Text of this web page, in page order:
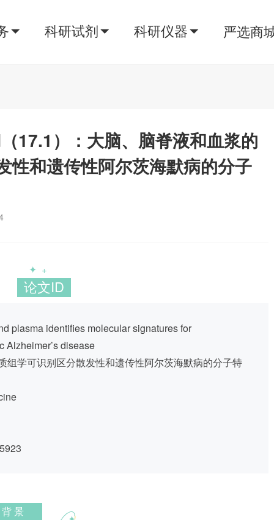
科研试剂 科研仪器 严选商
17.1）：大脑、脑脊液和血浆的
性和遗传性阿尔茨海默病的分子
✦ +
论文ID
plasma identifies molecular signatures for
Alzheimer’s disease
组学可识别区分散发性和遗传性阿尔茨海默病的分子特
背 景